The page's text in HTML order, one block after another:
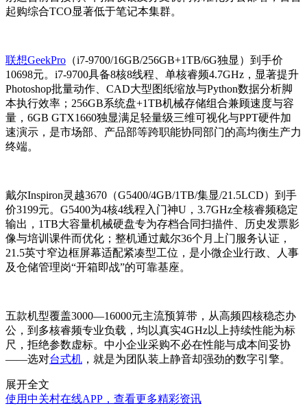
起购综合TCO显著低于笔记本集群。
联想GeekPro （i7-9700/16GB/256GB+1TB/6G独显）到手价
10698元。i7-9700具备8核8线程、单核睿频4.7GHz，显著提升
Photoshop批量动作、CAD大型图纸缩放与Python数据分析脚
本执行效率；256GB系统盘+1TB机械存储组合兼顾速度与容
量，6GB GTX1660独显满足轻量级三维可视化与PPT硬件加
速演示，是市场部、产品部等跨职能协同部门的高均衡生产力
终端。
戴尔Inspiron灵越3670（G5400/4GB/1TB/集显/21.5LCD）到手
价3199元。G5400为4核4线程入门神U，3.7GHz全核睿频稳定
输出，1TB大容量机械硬盘专为存档合同扫描件、历史发票影
像与培训课件而优化；整机通过戴尔36个月上门服务认证，
21.5英寸窄边框屏幕适配紧凑型工位，是小微企业行政、人事
及仓储管理岗“开箱即战”的可靠基座。
五款机型覆盖3000—16000元主流预算带，从高频四核稳态办
公，到多核睿频专业负载，均以真实4GHz以上持续性能为标
尺，拒绝参数虚标。中小企业采购不必在性能与成本间妥协
——选对台式机 ，就是为团队装上静音却强劲的数字引擎。
展开全文
使用中关村在线APP，查看更多精彩资讯